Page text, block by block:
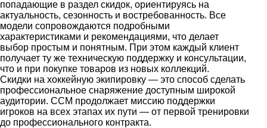
попадающие в раздел скидок, ориентируясь на
актуальность, сезонность и востребованность. Все
модели сопровождаются подробными
характеристиками и рекомендациями, что делает
выбор простым и понятным. При этом каждый клиент
получает ту же техническую поддержку и консультации,
что и при покупке товаров из новых коллекций.
Скидки на хоккейную экипировку — это способ сделать
профессиональное снаряжение доступным широкой
аудитории. CCM продолжает миссию поддержки
игроков на всех этапах их пути — от первой тренировки
до профессионального контракта.